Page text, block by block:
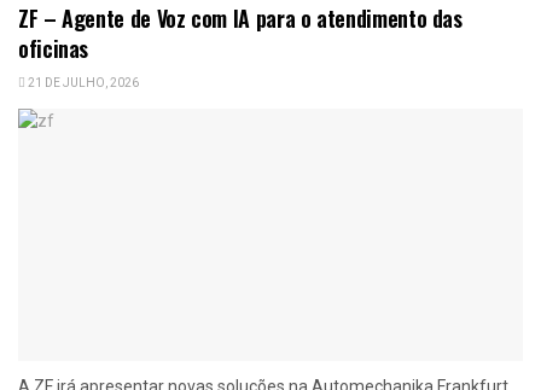
ZF – Agente de Voz com IA para o atendimento das
oficinas
21 DE JULHO, 2026